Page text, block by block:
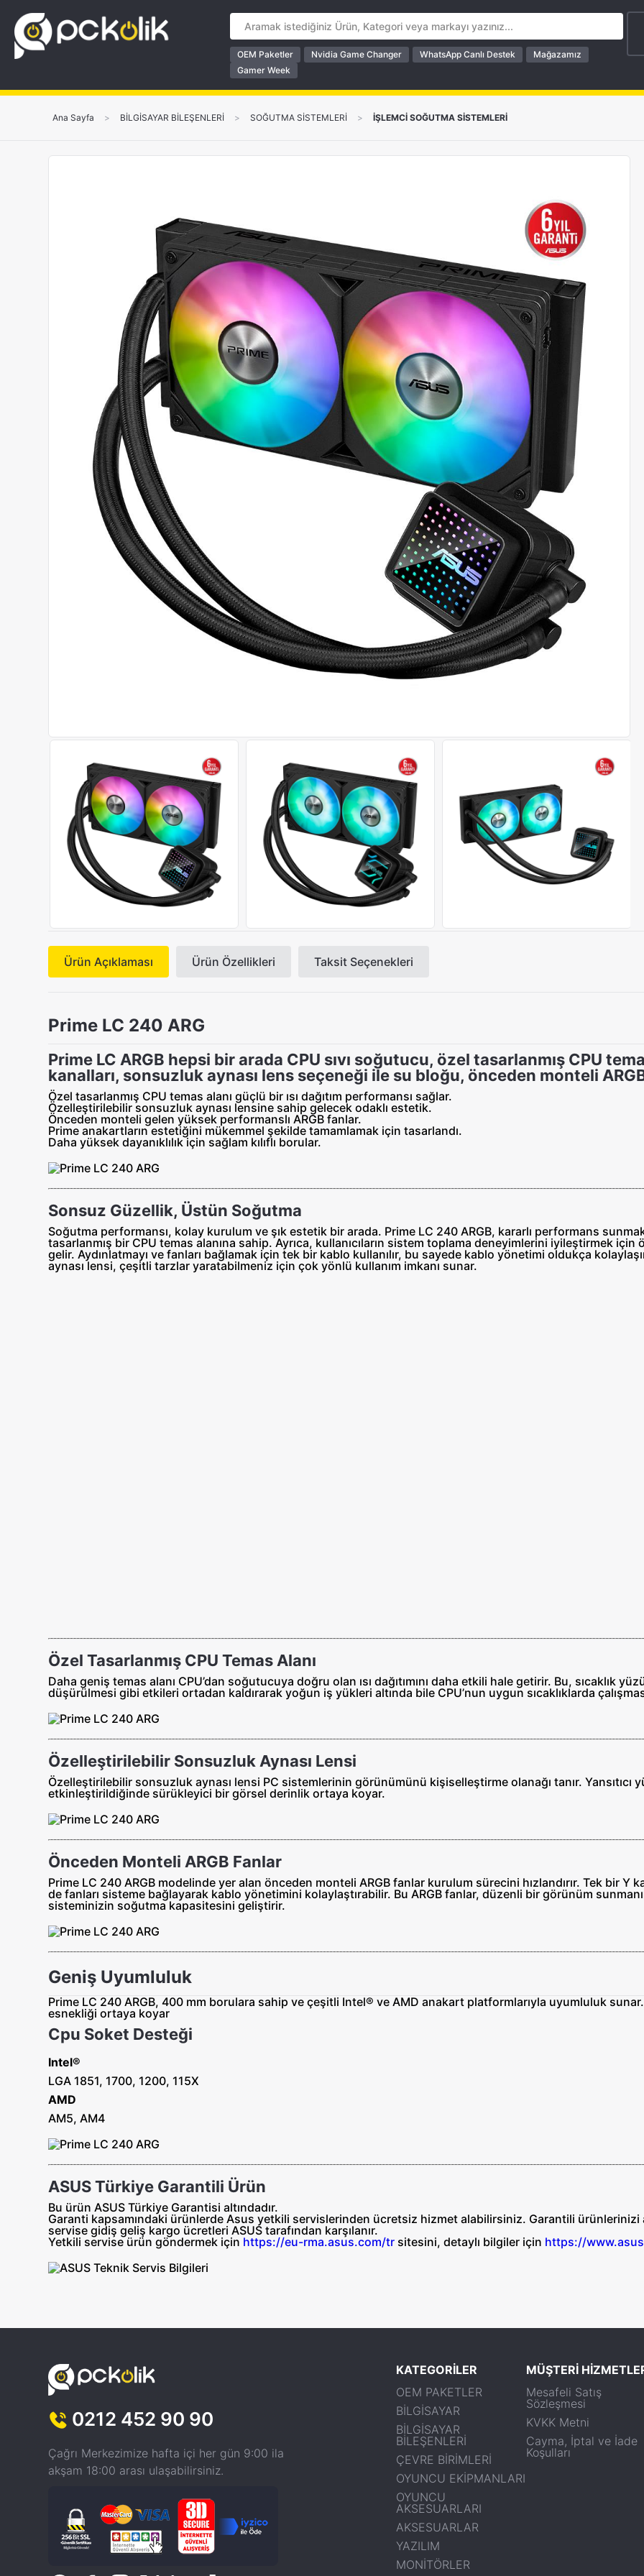
OEM Paketler Nvidia Game Changer WhatsApp Canlı Destek
Mağazamız
Gamer Week
Ana Sayfa > BİLGİSAYAR BİLEŞENLERİ > SOĞUTMA SİSTEMLERİ > İŞLEMCİ SOĞUTMA SİSTEMLERİ
Ürün Açıklaması Ürün Özellikleri Taksit Seçenekleri
Prime LC 240 ARG
Prime LC ARGB hepsi bir arada CPU sıvı soğutucu, özel tasarlanmış CPU
kanalları, sonsuzluk aynası lens seçeneği ile su bloğu, önceden monteli
Özel tasarlanmış CPU temas alanı güçlü bir ısı dağıtım performansı sağlar.
Özelleştirilebilir sonsuzluk aynası lensine sahip gelecek odaklı estetik.
Önceden monteli gelen yüksek performanslı ARGB fanlar.
Prime anakartların estetiğini mükemmel şekilde tamamlamak için tasarlandı.
Daha yüksek dayanıklılık için sağlam kılıflı borular.
Sonsuz Güzellik, Üstün Soğutma
Soğutma performansı, kolay kurulum ve şık estetik bir arada. Prime LC 240 ARGB, kararlı performans
tasarlanmış bir CPU temas alanına sahip. Ayrıca, kullanıcıların sistem toplama deneyimlerini iyileştirmek
gelir. Aydınlatmayı ve fanları bağlamak için tek bir kablo kullanılır, bu sayede kablo yönetimi oldukça
aynası lensi, çeşitli tarzlar yaratabilmeniz için çok yönlü kullanım imkanı sunar.
Özel Tasarlanmış CPU Temas Alanı
Daha geniş temas alanı CPU’dan soğutucuya doğru olan ısı dağıtımını daha etkili hale getirir. Bu, sıcaklık
düşürülmesi gibi etkileri ortadan kaldırarak yoğun iş yükleri altında bile CPU’nun uygun sıcaklıklarda
Özelleştirilebilir Sonsuzluk Aynası Lensi
Özelleştirilebilir sonsuzluk aynası lensi PC sistemlerinin görünümünü kişiselleştirme olanağı tanır. Yansıtıcı
etkinleştirildiğinde sürükleyici bir görsel derinlik ortaya koyar.
Önceden Monteli ARGB Fanlar
Prime LC 240 ARGB modelinde yer alan önceden monteli ARGB fanlar kurulum sürecini hızlandırır. Tek bir Y
de fanları sisteme bağlayarak kablo yönetimini kolaylaştırabilir. Bu ARGB fanlar, düzenli bir görünüm
sisteminizin soğutma kapasitesini geliştirir.
Geniş Uyumluluk
Prime LC 240 ARGB, 400 mm borulara sahip ve çeşitli Intel® ve AMD anakart platformlarıyla uyumluluk
esnekliği ortaya koyar
Cpu Soket Desteği
Intel®
LGA 1851, 1700, 1200, 115X
AMD
AM5, AM4
ASUS Türkiye Garantili Ürün
Bu ürün ASUS Türkiye Garantisi altındadır.
Garanti kapsamındaki ürünlerde Asus yetkili servislerinden ücretsiz hizmet alabilirsiniz. Garantili ürünlerinizi
servise gidiş geliş kargo ücretleri ASUS tarafından karşılanır.
Yetkili servise ürün göndermek için https://eu-rma.asus.com/tr sitesini, detaylı bilgiler için https://
0212 452 90 90
Çağrı Merkezimize hafta içi her gün 9:00 ila
akşam 18:00 arası ulaşabilirsiniz.
KATEGORİLER
OEM PAKETLER
BİLGİSAYAR
BİLGİSAYAR
BİLEŞENLERİ
ÇEVRE BİRİMLERİ
OYUNCU EKİPMANLARI
OYUNCU
AKSESUARLARI
AKSESUARLAR
YAZILIM
MONİTÖRLER
MÜŞTERİ
Mesafeli Satış
Sözleşmesi
KVKK Metni
Cayma, İptal ve İade
Koşulları